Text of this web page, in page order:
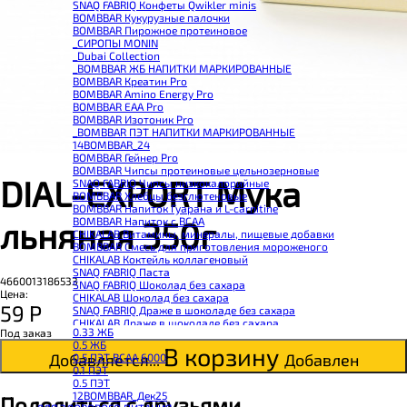
SNAQ FABRIQ Конфеты Qwikler minis
BOMBBAR Кукурузные палочки
BOMBBAR Пирожное протеиновое
_CИРОПЫ MONIN
_Dubai Collection
_BOMBBAR ЖБ НАПИТКИ МАРКИРОВАННЫЕ
BOMBBAR Креатин Pro
BOMBBAR Amino Energy Pro
BOMBBAR EAA Pro
BOMBBAR Изотоник Pro
_BOMBBAR ПЭТ НАПИТКИ МАРКИРОВАННЫЕ
14BOMBBAR_24
BOMBBAR Гейнер Pro
BOMBBAR Чипсы протеиновые цельнозерновые
SNAQ FABRIQ Чипсы низкокалорийные
BOMBBAR Хлебцы безглютеновые
BOMBBAR Напиток Гуарана и L-carnitine
BOMBBAR Напиток с BCAA
CHIKALAB Витамины, минералы, пищевые добавки
BOMBBAR Смесь для приготовления мороженого
CHIKALAB Коктейль коллагеновый
SNAQ FABRIQ Паста
SNAQ FABRIQ Шоколад без сахара
CHIKALAB Шоколад без сахара
SNAQ FABRIQ Драже в шоколаде без сахара
CHIKALAB Драже в шоколаде без сахара
BOMBBAR Каша овсяная с белком
BOMBBAR Джем низкокалорийный
BOMBBAR Сахарозаменитель
BOMBBAR Паста
CHIKALAB Паста
CHIKALAB Смеси для выпечки
0.33 ЖБ
0.5 ЖБ
0.5 ПЭТ ВСАА 6000
0.1 ПЭТ
0.5 ПЭТ
12BOMBBAR_Дек25
DIAL-EXPORT Мука
льняная 350г
4660013186533
Цена:
59 Р
Под заказ
Добавляется...В корзину Добавлен